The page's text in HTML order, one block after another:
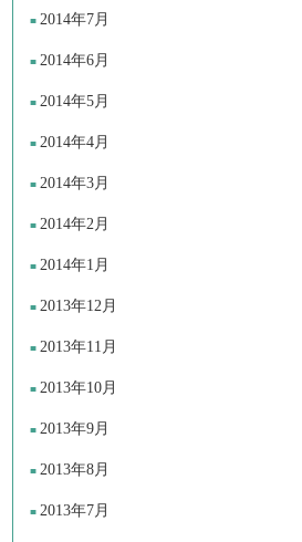
2014年7月
2014年6月
2014年5月
2014年4月
2014年3月
2014年2月
2014年1月
2013年12月
2013年11月
2013年10月
2013年9月
2013年8月
2013年7月